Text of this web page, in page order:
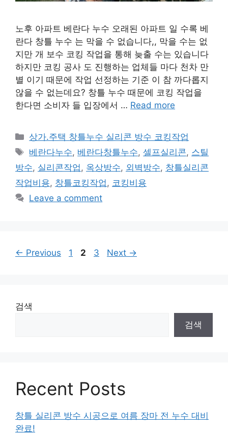
노후 아파트 베란다 누수 오래된 아파트 일 수록 베
란다 창틀 누수 는 막을 수 없습니다,, 막을 수는 없
지만 개 보수 코킹 작업을 통해 늦출 수는 있습니다
하지만 코킹 공사 도 진행하는 업체들 마다 천차 만
별 이기 때문에 작업 선정하는 기준 이 참 까다롭지
않을 수 없는데요? 창틀 누수 때문에 코킹 작업을
한다면 소비자 들 입장에서 … Read more
Categories
상가.주택 창틀누수 실리콘 방수 코킹작업
Tags
베란다누수, 베란다창틀누수,셀프실리콘, 스틸
방수, 실리콘작업, 옥상방수, 외벽방수, 창틀실리콘
작업비용, 창틀코킹작업, 코킹비용
Leave a comment
← Previous Page
1 Page
2 Page
3 Next →
검색
검색
Recent Posts
창틀 실리콘 방수 시공으로 여름 장마 전 누수 대비
완료!